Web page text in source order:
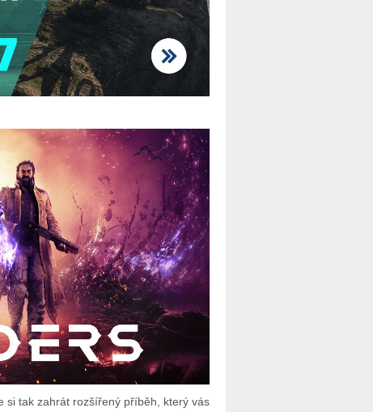
si tak zahrát rozšířený příběh, který vás